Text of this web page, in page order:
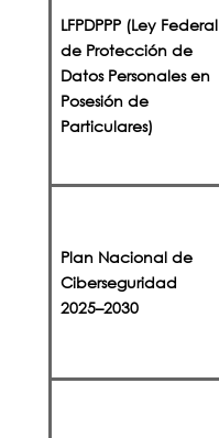
LFPDPPP (Ley Federal
de Protección de
Datos Personales en
Posesión de
Particulares)
Plan Nacional de
Ciberseguridad
2025–2030